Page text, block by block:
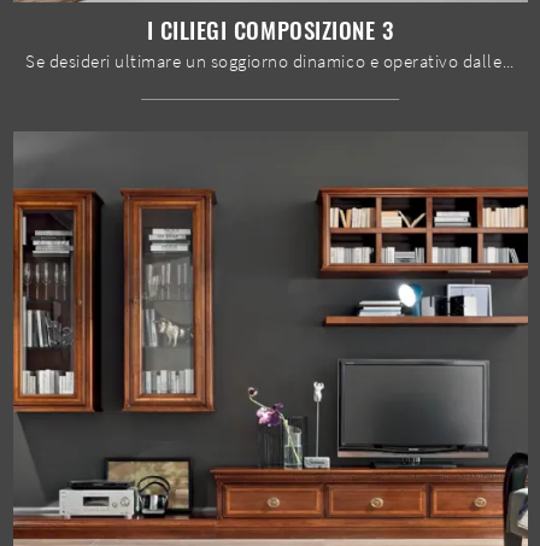
I CILIEGI COMPOSIZIONE 3